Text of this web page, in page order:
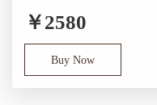
￥2580
Buy Now